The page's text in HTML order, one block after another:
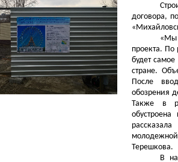
договора,
«Мы
проекта. По
будет
стране.
После
обозрения
Также в
Терешкова.
В